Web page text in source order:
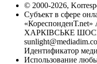
© 2000-2026,
Субъект в сфере
«КореспонденТ.net»
ХАРКІВСЬКЕ ШОСЕ,
Идентификатор
Использование